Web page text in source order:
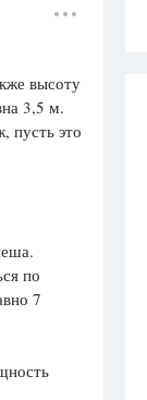
высоту
3,5 м.
пусть это
по
7